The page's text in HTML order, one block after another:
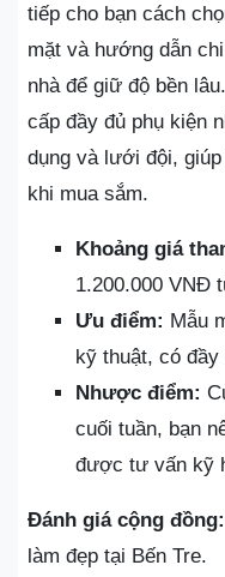
tiếp cho bạn cách
mặt và hướng dẫn
nhà để giữ độ bền
cấp đầy đủ phụ kiện
dụng và lưới đội,
khi mua sắm.
Khoảng giá
1.200.000 VNĐ
Ưu điểm: Mẫu
kỹ thuật, có
Nhược điểm:
cuối tuần, bạn
được tư vấn kỹ
Đánh giá cộng đồng:
làm đẹp tại Bến Tre.